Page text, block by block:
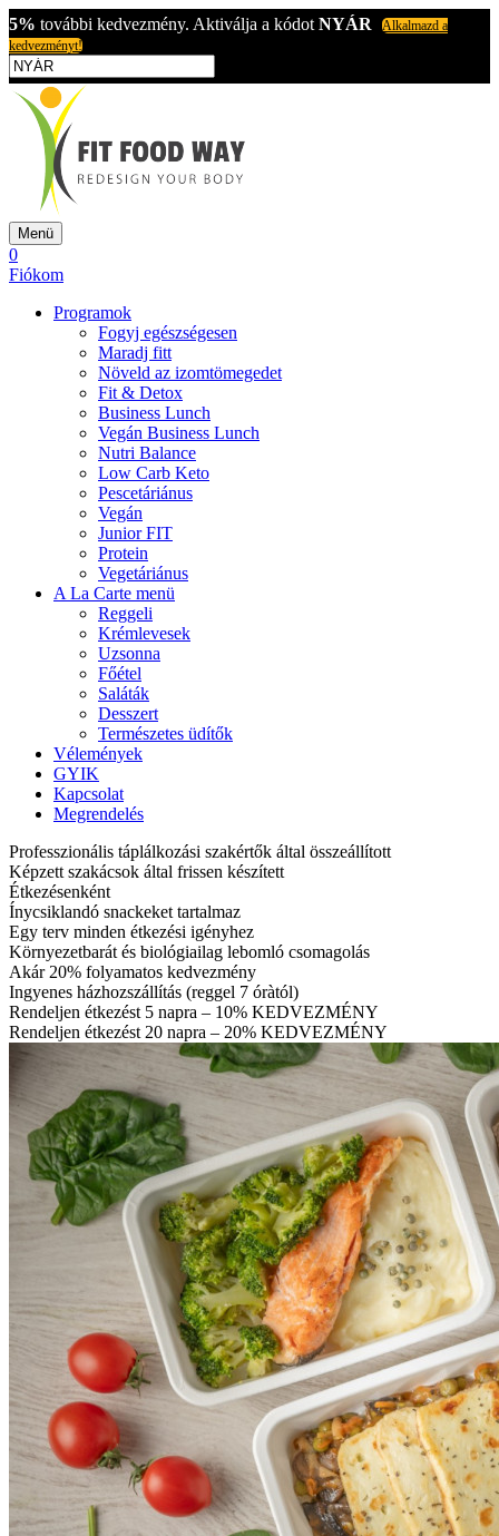
5% további kedvezmény. Aktiválja a kódot NYÁR
Alkalmazd a
kedvezményt!
Menü
0
Fiókom
Programok
Fogyj egészségesen
Maradj fitt
Növeld az izomtömegedet
Fit & Detox
Business Lunch
Vegán Business Lunch
Nutri Balance
Low Carb Keto
Pescetáriánus
Vegán
Junior FIT
Protein
Vegetáriánus
A La Carte menü
Reggeli
Krémlevesek
Uzsonna
Főétel
Saláták
Desszert
Természetes üdítők
Vélemények
GYIK
Kapcsolat
Megrendelés
Professzionális táplálkozási szakértők által összeállított
Képzett szakácsok által frissen készített
Étkezésenként
Ínycsiklandó snackeket tartalmaz
Egy terv minden étkezési igényhez
Környezetbarát és biológiailag lebomló csomagolás
Akár 20% folyamatos kedvezmény
Ingyenes házhozszállítás (reggel 7 óràtól)
Rendeljen étkezést 5 napra – 10% KEDVEZMÉNY
Rendeljen étkezést 20 napra – 20% KEDVEZMÉNY